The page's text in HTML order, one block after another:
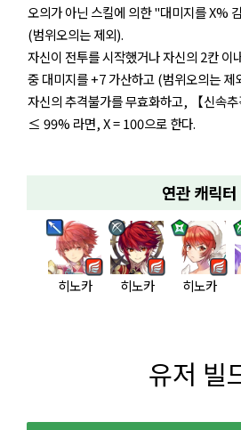
오의가 아닌 스킬에 의한 "대미지를 X%
(범위오의는 제외).
자신이 전투를 시작했거나 자신의 2칸 이
중 대미지를 +7 가산하고 (범위오의는 제
자신의 추격불가를 무효화하고, 【신속
≤ 99% 라면, X = 100으로 한다.
연관 캐릭터
히노카 히노카 히노카
유저 빌